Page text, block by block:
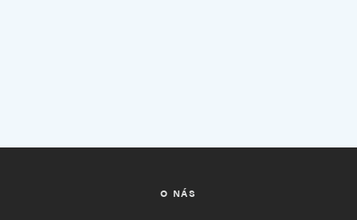
O NÁS